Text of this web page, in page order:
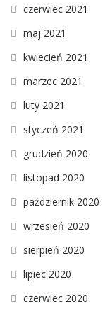
czerwiec 2021
maj 2021
kwiecień 2021
marzec 2021
luty 2021
styczeń 2021
grudzień 2020
listopad 2020
październik 2020
wrzesień 2020
sierpień 2020
lipiec 2020
czerwiec 2020